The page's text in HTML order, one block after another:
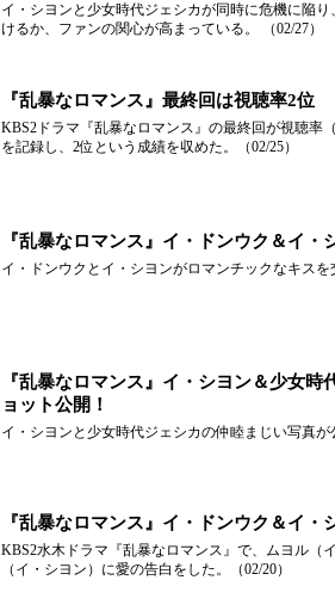
イ・シヨンと少女時代ジェシカが同時に危機に陥
けるか、ファンの関心が高まっている。
（02/27）
『乱暴なロマンス』最終回は視聴率2位
KBS2ドラマ『乱暴なロマンス』の最終回が視聴率
を記録し、2位という成績を収めた。
（02/25）
『乱暴なロマンス』イ・ドンウク＆イ・
イ・ドンウクとイ・シヨンがロマンチックなキス
『乱暴なロマンス』イ・シヨン＆少女
ョット公開！
イ・シヨンと少女時代ジェシカの仲睦まじい写真
『乱暴なロマンス』イ・ドンウク＆イ・
KBS2水木ドラマ『乱暴なロマンス』で、ムヨル（
（イ・シヨン）に愛の告白をした。
（02/20）